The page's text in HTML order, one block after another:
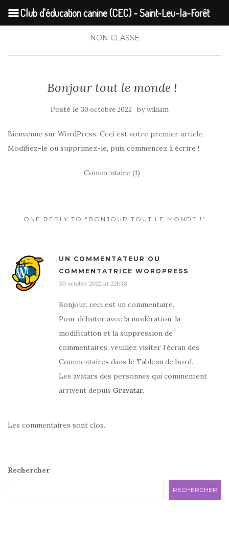
NON CLASSÉ
Bonjour tout le monde !
Posté le 30 octobre 2022 bywilliam
Bienvenue sur WordPress. Ceci est votre premier article.
Modifiez-le ou supprimez-le, puis commencez à écrire !
Commentaire (1)
ONE REPLY TO “BONJOUR TOUT LE MONDE !”
UN COMMENTATEUR OU
COMMENTATRICE WORDPRESS
30 octobre 2022 at 22h38
Bonjour, ceci est un commentaire.
Pour débuter avec la modération, la
modification et la suppression de
commentaires, veuillez visiter l’écran des
Commentaires dans le Tableau de bord.
Les avatars des personnes qui commentent
arrivent depuis Gravatar.
Les commentaires sont clos.
Rechercher
RECHERCHER
Club d'éducation canine (CEC) - Saint-Leu-la-Forêt